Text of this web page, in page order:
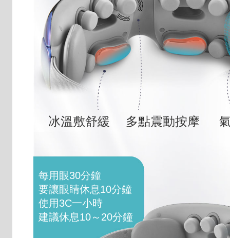
冰溫敷舒緩 多點震動按摩
每用眼30分鐘
要讓眼睛休息10分鐘
使用3C一小時
建議休息10～20分鐘